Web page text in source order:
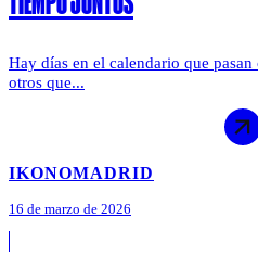
Hay días en el calendario que
otros que...
IKONOMADRID
16 de marzo de 2026